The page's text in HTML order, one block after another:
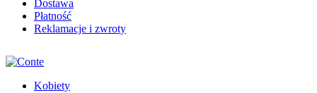
Dostawa
Płatność
Reklamacje i zwroty
Kobiety